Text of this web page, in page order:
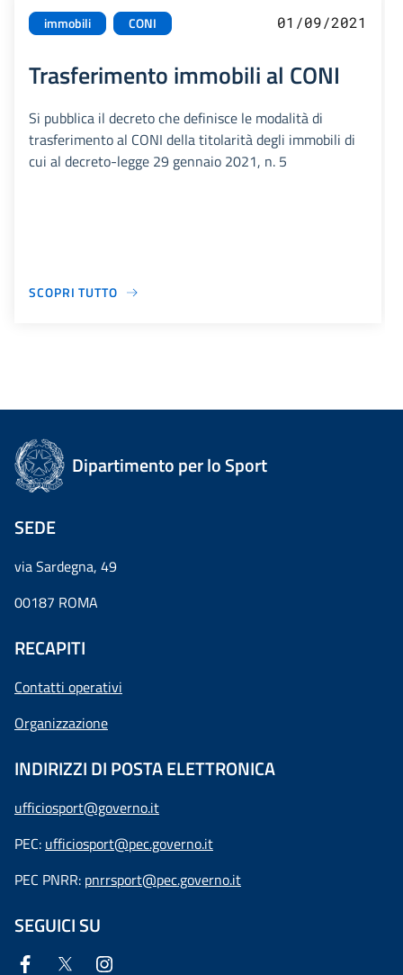
immobili CONI 01/09/2021
Trasferimento immobili al CONI
Si pubblica il decreto che definisce le modalità di
trasferimento al CONI della titolarità degli immobili di
cui al decreto-legge 29 gennaio 2021, n. 5
SCOPRI TUTTO
Dipartimento per lo Sport
SEDE
via Sardegna, 49
00187 ROMA
RECAPITI
Contatti operativi
Organizzazione
INDIRIZZI DI POSTA ELETTRONICA
ufficiosport@governo.it
PEC: ufficiosport@pec.governo.it
PEC PNRR: pnrrsport@pec.governo.it
SEGUICI SU